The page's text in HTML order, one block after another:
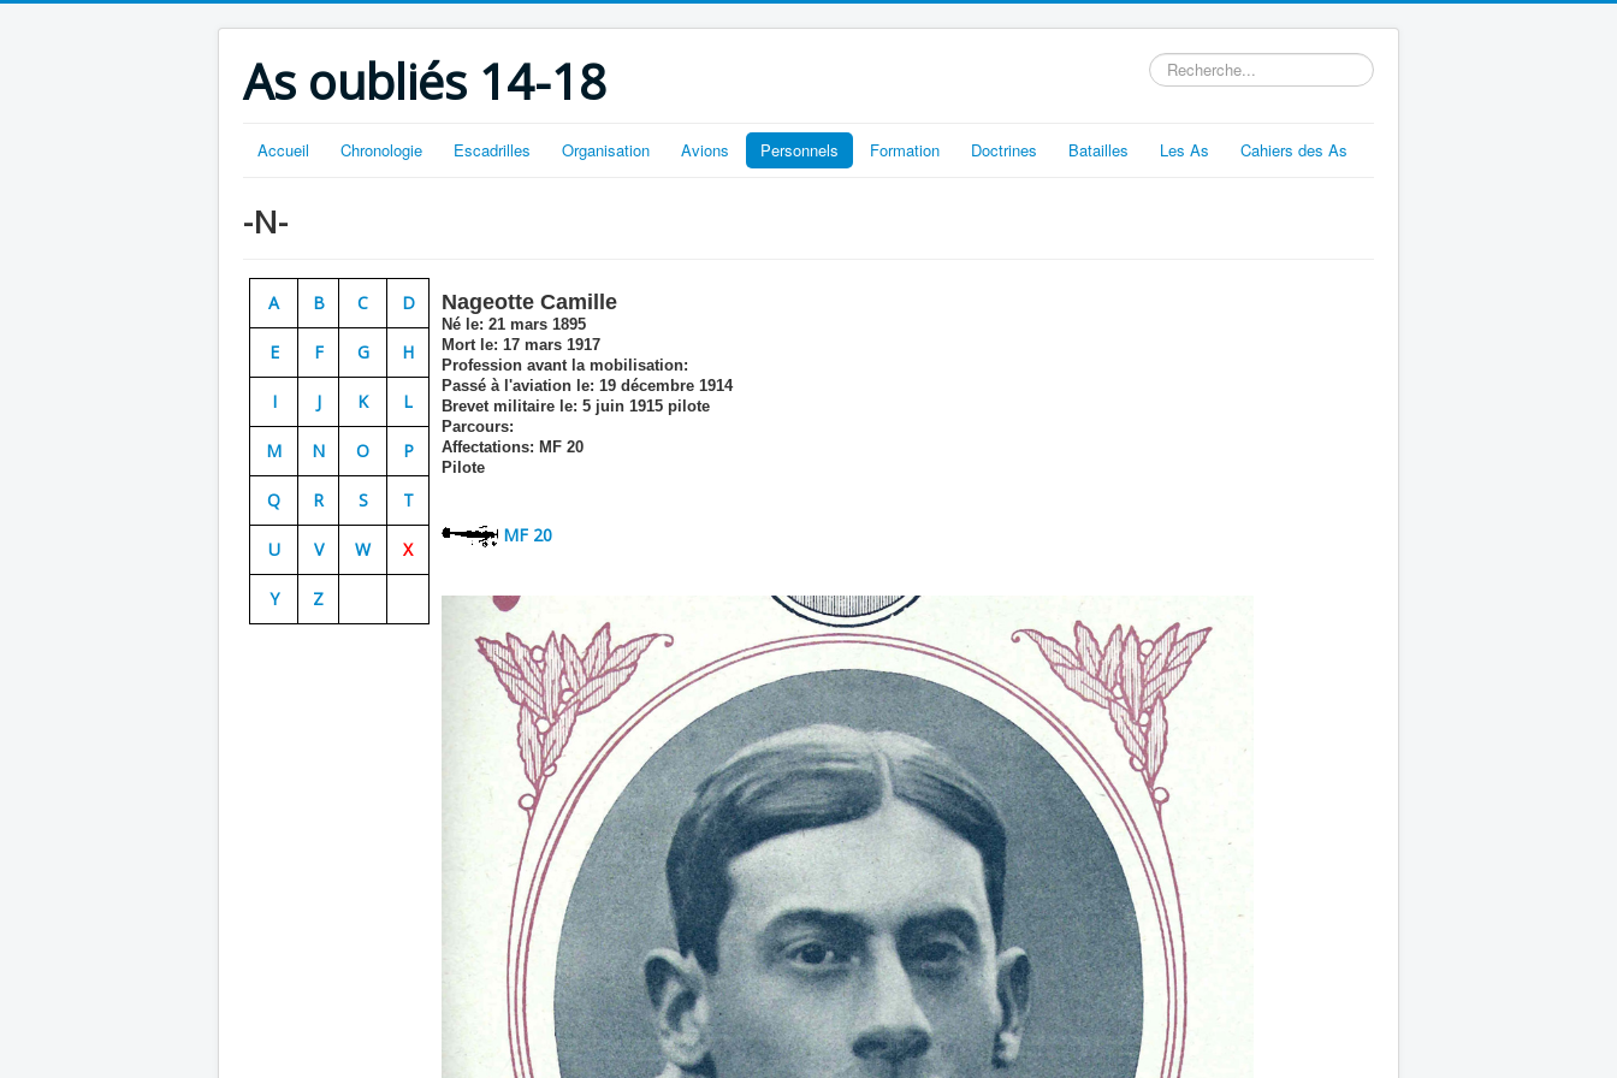
As oubliés 14-18 Rechercher
Accueil Chronologie Escadrilles Organisation Avions Personnels Formation Doctrines Batailles Les As Cahiers des As
-N-
A B C D
E F G H
I J K L
M N O P
Q R S T
U V W X
Y Z
Nageotte Camille
Né le: 21 mars 1895
Mort le: 17 mars 1917
Profession avant la mobilisation:
Passé à l'aviation le: 19 décembre 1914
Brevet militaire le: 5 juin 1915 pilote
Parcours:
Affectations: MF 20
Pilote
MF 20